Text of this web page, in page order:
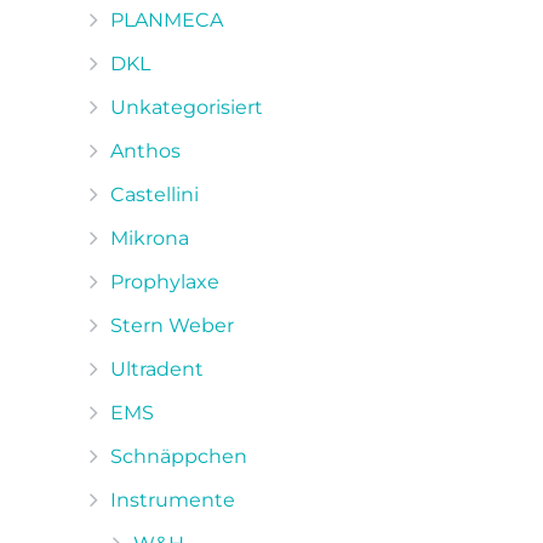
PLANMECA
DKL
Unkategorisiert
Anthos
Castellini
Mikrona
Prophylaxe
Stern Weber
Ultradent
EMS
Schnäppchen
Instrumente